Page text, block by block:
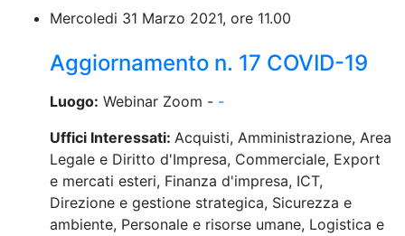
Mercoledi 31 Marzo 2021, ore 11.00
Aggiornamento n. 17 COVID-19
Luogo: Webinar Zoom - -
Uffici Interessati: Acquisti, Amministrazione, Area
Legale e Diritto d'Impresa, Commerciale, Export
e mercati esteri, Finanza d'impresa, ICT,
Direzione e gestione strategica, Sicurezza e
ambiente, Personale e risorse umane, Logistica e